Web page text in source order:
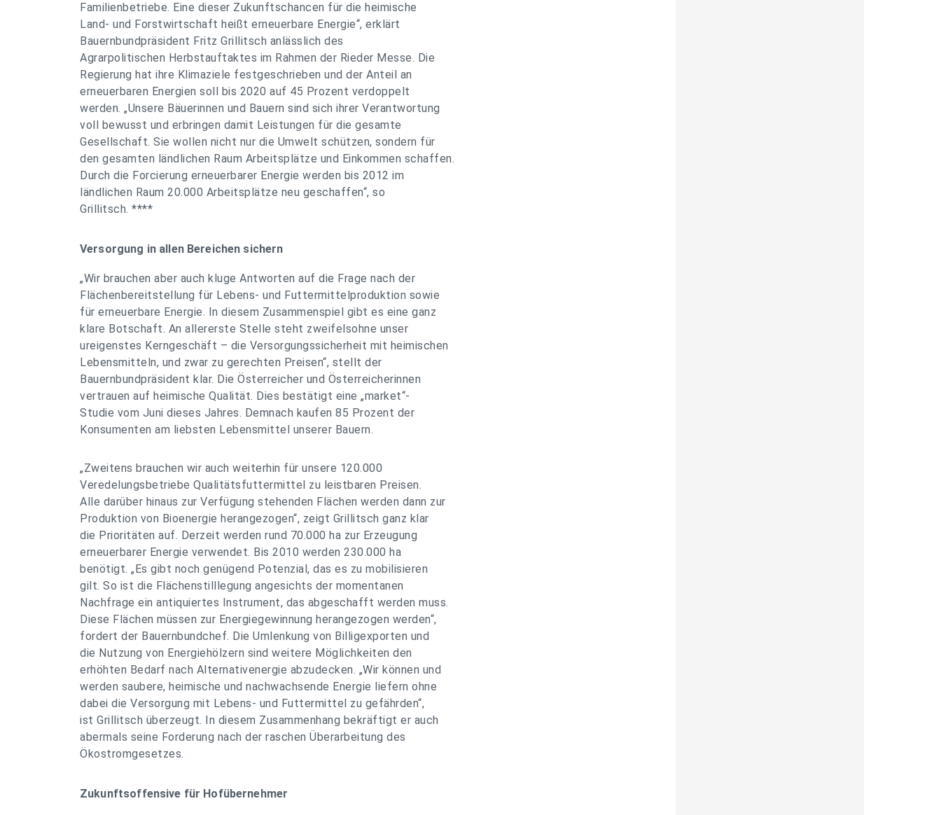
Familienbetriebe. Eine dieser Zukunftschancen für die heimische
Land- und Forstwirtschaft heißt erneuerbare Energie“, erklärt
Bauernbundpräsident Fritz Grillitsch anlässlich des
Agrarpolitischen Herbstauftaktes im Rahmen der Rieder Messe. Die
Regierung hat ihre Klimaziele festgeschrieben und der Anteil an
erneuerbaren Energien soll bis 2020 auf 45 Prozent verdoppelt
werden. „Unsere Bäuerinnen und Bauern sind sich ihrer Verantwortung
voll bewusst und erbringen damit Leistungen für die gesamte
Gesellschaft. Sie wollen nicht nur die Umwelt schützen, sondern für
den gesamten ländlichen Raum Arbeitsplätze und Einkommen schaffen.
Durch die Forcierung erneuerbarer Energie werden bis 2012 im
ländlichen Raum 20.000 Arbeitsplätze neu geschaffen“, so
Grillitsch. ****
Versorgung in allen Bereichen sichern
„Wir brauchen aber auch kluge Antworten auf die Frage nach der
Flächenbereitstellung für Lebens- und Futtermittelproduktion sowie
für erneuerbare Energie. In diesem Zusammenspiel gibt es eine ganz
klare Botschaft. An allererste Stelle steht zweifelsohne unser
ureigenstes Kerngeschäft – die Versorgungssicherheit mit heimischen
Lebensmitteln, und zwar zu gerechten Preisen“, stellt der
Bauernbundpräsident klar. Die Österreicher und Österreicherinnen
vertrauen auf heimische Qualität. Dies bestätigt eine „market“-
Studie vom Juni dieses Jahres. Demnach kaufen 85 Prozent der
Konsumenten am liebsten Lebensmittel unserer Bauern.
„Zweitens brauchen wir auch weiterhin für unsere 120.000
Veredelungsbetriebe Qualitätsfuttermittel zu leistbaren Preisen.
Alle darüber hinaus zur Verfügung stehenden Flächen werden dann zur
Produktion von Bioenergie herangezogen“, zeigt Grillitsch ganz klar
die Prioritäten auf. Derzeit werden rund 70.000 ha zur Erzeugung
erneuerbarer Energie verwendet. Bis 2010 werden 230.000 ha
benötigt. „Es gibt noch genügend Potenzial, das es zu mobilisieren
gilt. So ist die Flächenstilllegung angesichts der momentanen
Nachfrage ein antiquiertes Instrument, das abgeschafft werden muss.
Diese Flächen müssen zur Energiegewinnung herangezogen werden“,
fordert der Bauernbundchef. Die Umlenkung von Billigexporten und
die Nutzung von Energiehölzern sind weitere Möglichkeiten den
erhöhten Bedarf nach Alternativenergie abzudecken. „Wir können und
werden saubere, heimische und nachwachsende Energie liefern ohne
dabei die Versorgung mit Lebens- und Futtermittel zu gefährden“,
ist Grillitsch überzeugt. In diesem Zusammenhang bekräftigt er auch
abermals seine Forderung nach der raschen Überarbeitung des
Ökostromgesetzes.
Zukunftsoffensive für Hofübernehmer